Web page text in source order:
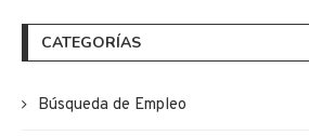
CATEGORÍAS
Búsqueda de Empleo